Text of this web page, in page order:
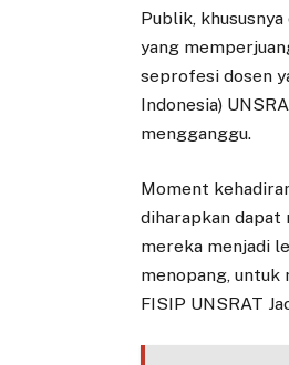
Publik,
yang
seprofesi dosen
Indonesia)
mengganggu.
Moment
diharapkan
mereka menjadi
menopang, untuk
FISIP UNSRAT